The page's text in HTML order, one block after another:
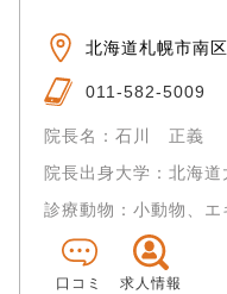
北海道札幌市南
011-582-5009
院長名：石川 正義
院長出身大学：北海道
診療動物：小動物、
口コミ 求人情報